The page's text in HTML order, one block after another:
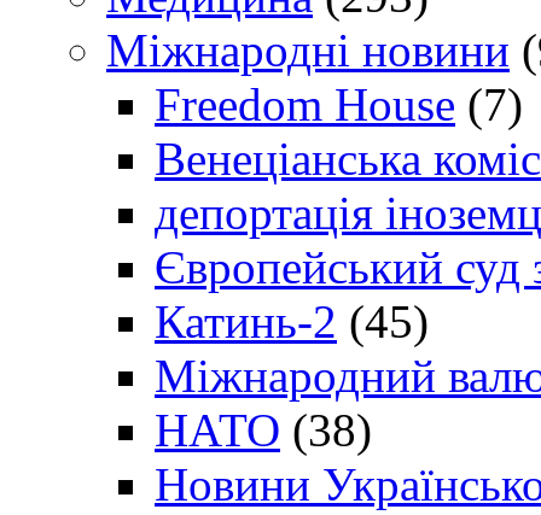
Міжнародні новини
Freedom House (7)
Венеціанська
депортація
Європейський
Катинь-2 (45)
Міжнародний
НАТО (38)
Новини